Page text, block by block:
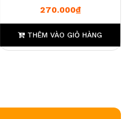
270.000₫
THÊM VÀO GIỎ HÀNG